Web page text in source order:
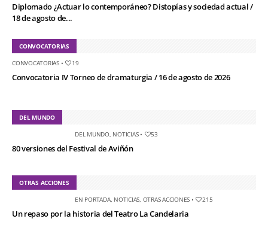
Diplomado ¿Actuar lo contemporáneo? Distopías y sociedad actual /
18 de agosto de...
CONVOCATORIAS
CONVOCATORIAS• 19
Convocatoria IV Torneo de dramaturgia / 16 de agosto de 2026
DEL MUNDO
DEL MUNDO, NOTICIAS• 53
80 versiones del Festival de Aviñón
OTRAS ACCIONES
EN PORTADA, NOTICIAS OTRAS ACCIONES • 215
Un repaso por la historia del Teatro La Candelaria